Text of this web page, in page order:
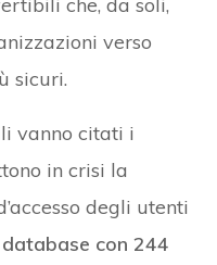
verso
sicuri.
vanno citati i
in crisi la
degli utenti
database con 244